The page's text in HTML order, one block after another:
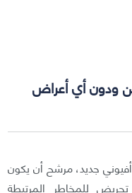
ودون أي أعراض
جديد، مرشح أن يكون
للمخاطر المرتبطة